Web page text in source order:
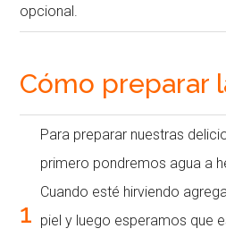
opcional.
Cómo preparar
1
Para preparar nuestras
primero pondremos agua a
Cuando esté hirviendo
piel y luego esperamos que